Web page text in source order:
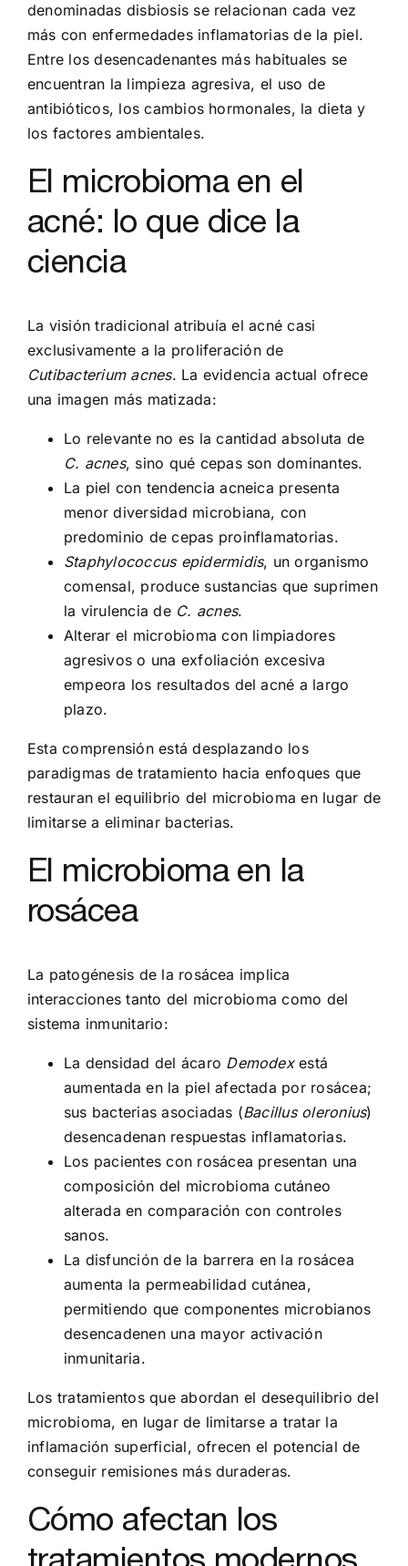
denominadas disbiosis se relacionan cada vez
más con enfermedades inflamatorias de la piel.
Entre los desencadenantes más habituales se
encuentran la limpieza agresiva, el uso de
antibióticos, los cambios hormonales, la dieta y
los factores ambientales.
El microbioma en el
acné: lo que dice la
ciencia
La visión tradicional atribuía el acné casi
exclusivamente a la proliferación de
Cutibacterium acnes. La evidencia actual ofrece
una imagen más matizada:
Lo relevante no es la cantidad absoluta de
C. acnes, sino qué cepas son dominantes.
La piel con tendencia acneica presenta
menor diversidad microbiana, con
predominio de cepas proinflamatorias.
Staphylococcus epidermidis, un organismo
comensal, produce sustancias que suprimen
la virulencia de C. acnes.
Alterar el microbioma con limpiadores
agresivos o una exfoliación excesiva
empeora los resultados del acné a largo
plazo.
Esta comprensión está desplazando los
paradigmas de tratamiento hacia enfoques que
restauran el equilibrio del microbioma en lugar de
limitarse a eliminar bacterias.
El microbioma en la
rosácea
La patogénesis de la rosácea implica
interacciones tanto del microbioma como del
sistema inmunitario:
La densidad del ácaro Demodexestá
aumentada en la piel afectada por rosácea;
sus bacterias asociadas (Bacillus oleronius)
desencadenan respuestas inflamatorias.
Los pacientes con rosácea presentan una
composición del microbioma cutáneo
alterada en comparación con controles
sanos.
La disfunción de la barrera en la rosácea
aumenta la permeabilidad cutánea,
permitiendo que componentes microbianos
desencadenen una mayor activación
inmunitaria.
Los tratamientos que abordan el desequilibrio del
microbioma, en lugar de limitarse a tratar la
inflamación superficial, ofrecen el potencial de
conseguir remisiones más duraderas.
Cómo afectan los